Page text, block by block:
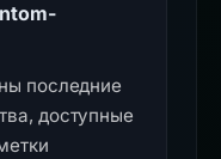
последние
доступные